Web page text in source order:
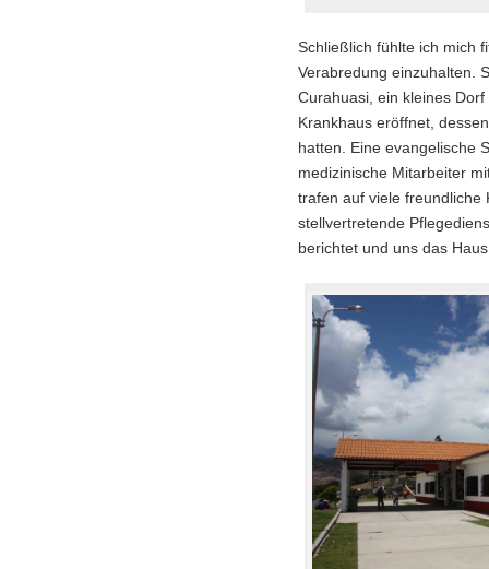
Schließlich fühlte ich mich
Verabredung einzuhalten.
Curahuasi, ein kleines
Krankhaus eröffnet,
hatten. Eine evangelische
medizinische Mitarbeiter
trafen auf viele freundliche
stellvertretende
berichtet und uns das